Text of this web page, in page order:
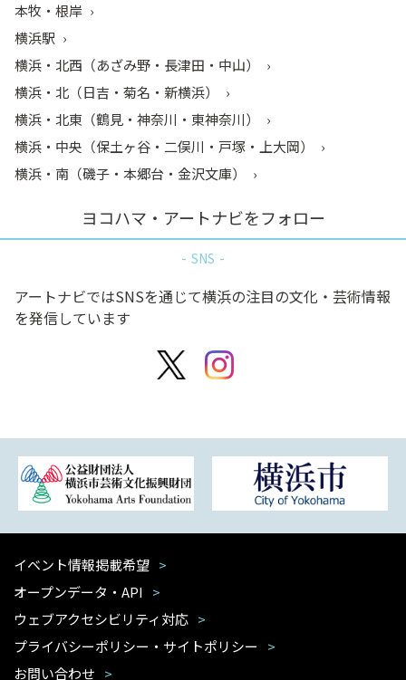
本牧・根岸
横浜駅
横浜・北西（あざみ野・長津田・中山）
横浜・北（日吉・菊名・新横浜）
横浜・北東（鶴見・神奈川・東神奈川）
横浜・中央（保土ヶ谷・二俣川・戸塚・上大岡）
横浜・南（磯子・本郷台・金沢文庫）
ヨコハマ・アートナビをフォロー
SNS
アートナビではSNSを通じて横浜の注目の文化・芸術情報
を発信しています
イベント情報掲載希望
オープンデータ・API
ウェブアクセシビリティ対応
プライバシーポリシー・サイトポリシー
お問い合わせ